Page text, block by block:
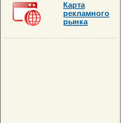
Карта
рекламного
рынка